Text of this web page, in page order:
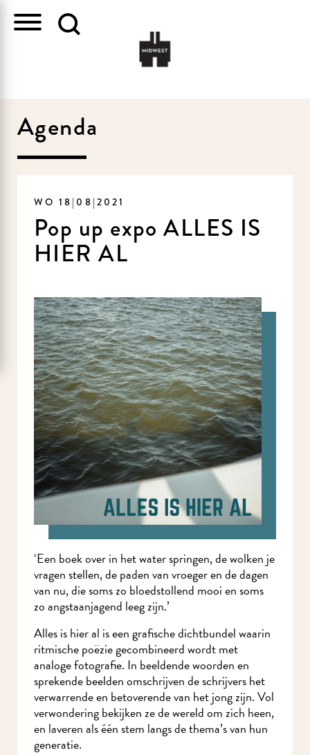
Agenda
WO 18|08|2021
Pop up expo ALLES IS
HIER AL
‘Een boek over in het water springen, de wolken je
vragen stellen, de paden van vroeger en de dagen
van nu, die soms zo bloedstollend mooi en soms
zo angstaanjagend leeg zijn.’
Alles is hier al is een grafische dichtbundel waarin
ritmische poëzie gecombineerd wordt met
analoge fotografie. In beeldende woorden en
sprekende beelden omschrijven de schrijvers het
verwarrende en betoverende van het jong zijn. Vol
verwondering bekijken ze de wereld om zich heen,
en laveren als één stem langs de thema’s van hun
generatie.